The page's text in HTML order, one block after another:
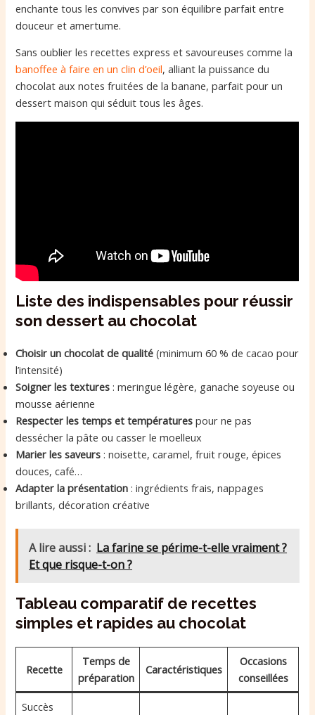
enchante tous les convives par son équilibre parfait entre
douceur et amertume.
Sans oublier les recettes express et savoureuses comme la
banoffee à faire en un clin d’oeil, alliant la puissance du
chocolat aux notes fruitées de la banane, parfait pour un
dessert maison qui séduit tous les âges.
Liste des indispensables pour réussir
son dessert au chocolat
Choisir un chocolat de qualité (minimum 60 % de cacao pour
l’intensité)
Soigner les textures : meringue légère, ganache soyeuse ou
mousse aérienne
Respecter les temps et températures pour ne pas
dessécher la pâte ou casser le moelleux
Marier les saveurs : noisette, caramel, fruit rouge, épices
douces, café…
Adapter la présentation : ingrédients frais, nappages
brillants, décoration créative
A lire aussi : La farine se périme-t-elle vraiment ?
Et que risque-t-on ?
Tableau comparatif de recettes
simples et rapides au chocolat
Recette
Temps de
préparation
Caractéristiques
Occasions
conseillées
Succès